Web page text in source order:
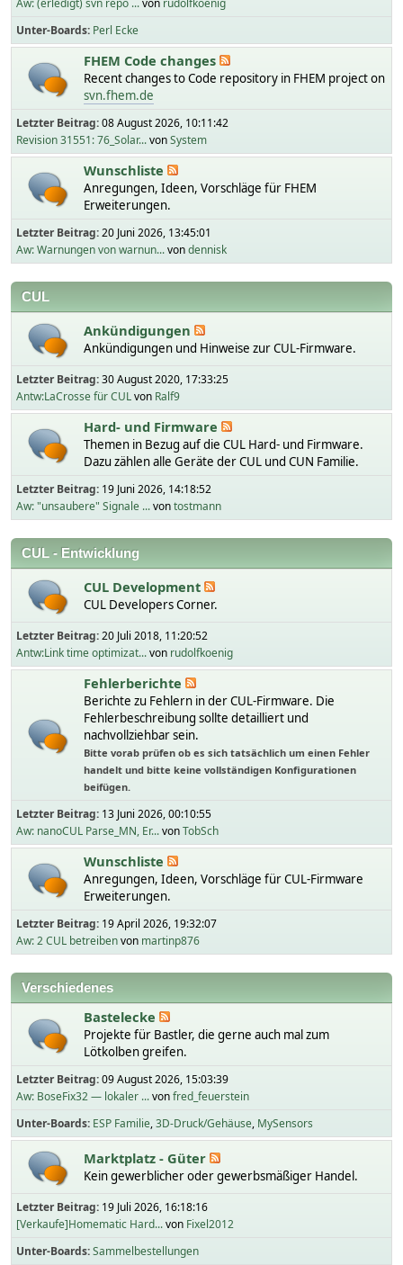
Aw: (erledigt) svn repo ...von rudolfkoenig
Unter-Boards Perl Ecke
FHEM Code changes
Recent changes to Code repository in FHEM project on
svn.fhem.de
Letzter Beitrag:08 August 2026, 10:11:42
Revision 31551: 76_Solar...vonSystem
Wunschliste
Anregungen, Ideen, Vorschläge für FHEM
Erweiterungen.
Letzter Beitrag:20 Juni 2026, 13:45:01
Aw: Warnungen von warnun...vondennisk
CUL
Ankündigungen
Ankündigungen und Hinweise zur CUL-Firmware.
Letzter Beitrag:30 August 2020, 17:33:25
Antw:LaCrosse für CULvon Ralf9
Hard- und Firmware
Themen in Bezug auf die CUL Hard- und Firmware.
Dazu zählen alle Geräte der CUL und CUN Familie.
Letzter Beitrag: 19 Juni 2026, 14:18:52
Aw: "unsaubere" Signale ...vontostmann
CUL - Entwicklung
CUL Development
CUL Developers Corner.
Letzter Beitrag:20 Juli 2018, 11:20:52
Antw:Link time optimizat...von rudolfkoenig
Fehlerberichte
Berichte zu Fehlern in der CUL-Firmware. Die
Fehlerbeschreibung sollte detailliert und
nachvollziehbar sein.
Bitte vorab prüfen ob es sich tatsächlich um einen Fehler
handelt und bitte keine vollständigen Konfigurationen
beifügen.
Letzter Beitrag: 13 Juni 2026, 00:10:55
Aw: nanoCUL Parse_MN, Er...vonTobSch
Wunschliste
Anregungen, Ideen, Vorschläge für CUL-Firmware
Erweiterungen.
Letzter Beitrag: 19 April 2026, 19:32:07
Aw: 2 CUL betreibenvon martinp876
Verschiedenes
Bastelecke
Projekte für Bastler, die gerne auch mal zum
Lötkolben greifen.
Letzter Beitrag:09 August 2026, 15:03:39
Aw: BoseFix32 — lokaler ...vonfred_feuerstein
Unter-Boards ESP Familie 3D-Druck/Gehäuse MySensors
Marktplatz - Güter
Kein gewerblicher oder gewerbsmäßiger Handel.
Letzter Beitrag: 19 Juli 2026, 16:18:16
[Verkaufe]Homematic Hard...von Fixel2012
Unter-Boards Sammelbestellungen